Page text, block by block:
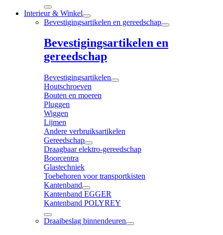
Interieur & Winkel
Bevestigingsartikelen en gereedschap
Bevestigingsartikelen en
gereedschap
Bevestigingsartikelen
Houtschroeven
Bouten en moeren
Pluggen
Wiggen
Lijmen
Andere verbruiksartikelen
Gereedschap
Draagbaar elektro-gereedschap
Boorcentra
Glastechniek
Toebehoren voor transportkisten
Kantenband
Kantenband EGGER
Kantenband POLYREY
Draaibeslag binnendeuren